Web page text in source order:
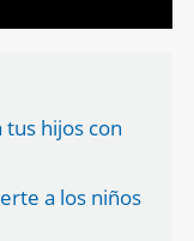
hijos con
a los niños